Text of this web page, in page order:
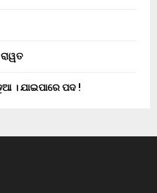
। ଯାଇପାରେ ପଦ !